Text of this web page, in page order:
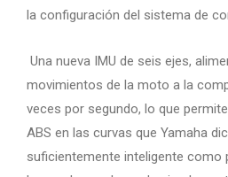
la configuración del sistema de
Una nueva IMU de seis ejes,
movimientos de la moto a la
veces por segundo, lo que
ABS en las curvas que Yamaha
suficientemente inteligente como